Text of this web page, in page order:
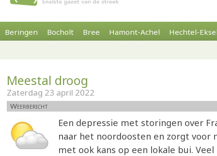
Beringen Bocholt Bree Hamont-Achel Hechtel-
Meestal droog
Zaterdag 23 april 2022
Weerbericht
Een depressie met storingen over
naar het noordoosten en zorgt voor
met ook kans op een lokale bui.